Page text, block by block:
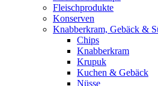
Fleischprodukte
Konserven
Knabberkram, Gebäck &
Chips
Knabberkram
Krupuk
Kuchen & Gebäck
Nüsse